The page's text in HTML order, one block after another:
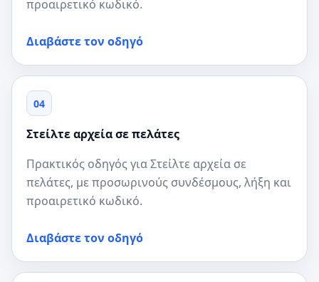
προαιρετικό κωδικό.
Διαβάστε τον οδηγό
04
Στείλτε αρχεία σε πελάτες
Πρακτικός οδηγός για Στείλτε αρχεία σε
πελάτες, με προσωρινούς συνδέσμους, λήξη και
προαιρετικό κωδικό.
Διαβάστε τον οδηγό